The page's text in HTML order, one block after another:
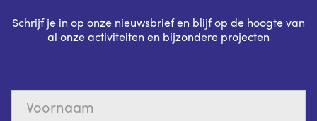
Schrijf je in op onze nieuwsbrief en blijf op de hoogte van
al onze activiteiten en bijzondere projecten